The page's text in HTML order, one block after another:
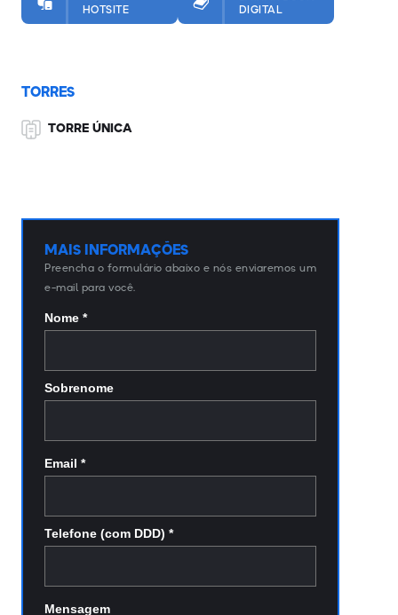
HOTSITE DIGITAL
TORRES
TORRE ÚNICA
MAIS INFORMAÇÕES
Preencha o formulário abaixo e nós enviaremos um
e-mail para você.